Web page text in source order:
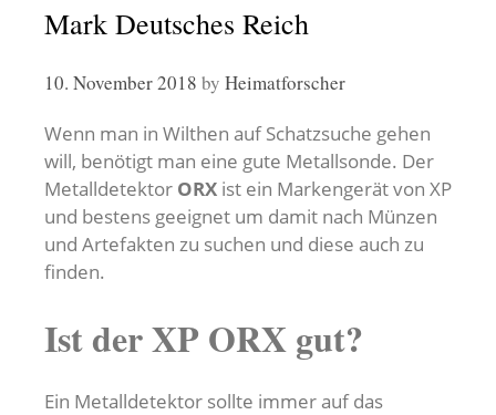
Mark Deutsches Reich
10. November 2018 by Heimatforscher
Wenn man in Wilthen auf Schatzsuche gehen
will, benötigt man eine gute Metallsonde. Der
Metalldetektor ORX ist ein Markengerät von XP
und bestens geeignet um damit nach Münzen
und Artefakten zu suchen und diese auch zu
finden.
Ist der XP ORX gut?
Ein Metalldetektor sollte immer auf das